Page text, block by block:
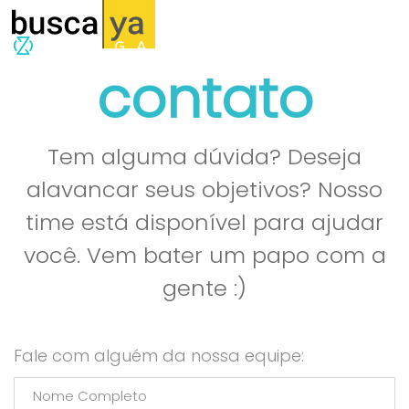
contato
Tem alguma dúvida? Deseja
alavancar seus objetivos? Nosso
time está disponível para ajudar
você. Vem bater um papo com a
gente :)
Fale com alguém da nossa equipe: